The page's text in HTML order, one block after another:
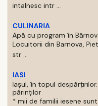
intalnesc intr ...
CULINARIA
Apă cu program în
Locuitorii din Barnova,
str ...
IASI
Iașul, în topul
părinților
* mii de familii iesene